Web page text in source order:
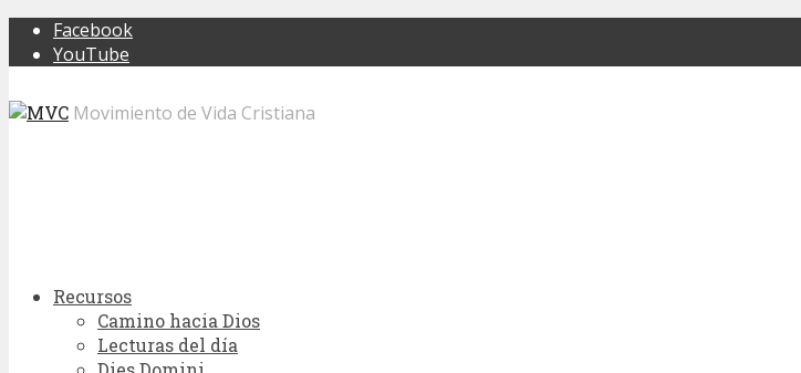
Facebook
YouTube
Movimiento de Vida Cristiana
Recursos
Camino hacia Dios
Lecturas del día